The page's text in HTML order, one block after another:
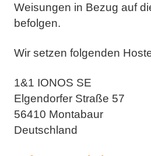
Weisungen in Bezug auf
befolgen.
Wir setzen folgenden
1&1 IONOS SE
Elgendorfer Straße 57
56410 Montabaur
Deutschland